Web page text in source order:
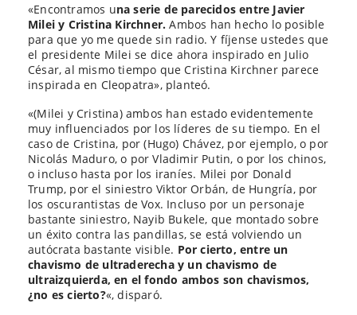
«Encontramos una serie de parecidos entre Javier
Milei y Cristina Kirchner.Ambos han hecho lo posible
para que yo me quede sin radio. Y fíjense ustedes que
el presidente Milei se dice ahora inspirado en Julio
César, al mismo tiempo que Cristina Kirchner parece
inspirada en Cleopatra», planteó.
«(Milei y Cristina) ambos han estado evidentemente
muy influenciados por los líderes de su tiempo. En el
caso de Cristina, por (Hugo) Chávez, por ejemplo, o por
Nicolás Maduro, o por Vladimir Putin, o por los chinos,
o incluso hasta por los iraníes. Milei por Donald
Trump, por el siniestro Viktor Orbán, de Hungría, por
los oscurantistas de Vox. Incluso por un personaje
bastante siniestro, Nayib Bukele, que montado sobre
un éxito contra las pandillas, se está volviendo un
autócrata bastante visible. Por cierto, entre un
chavismo de ultraderecha y un chavismo de
ultraizquierda, en el fondo ambos son chavismos,
¿no es cierto?«, disparó.